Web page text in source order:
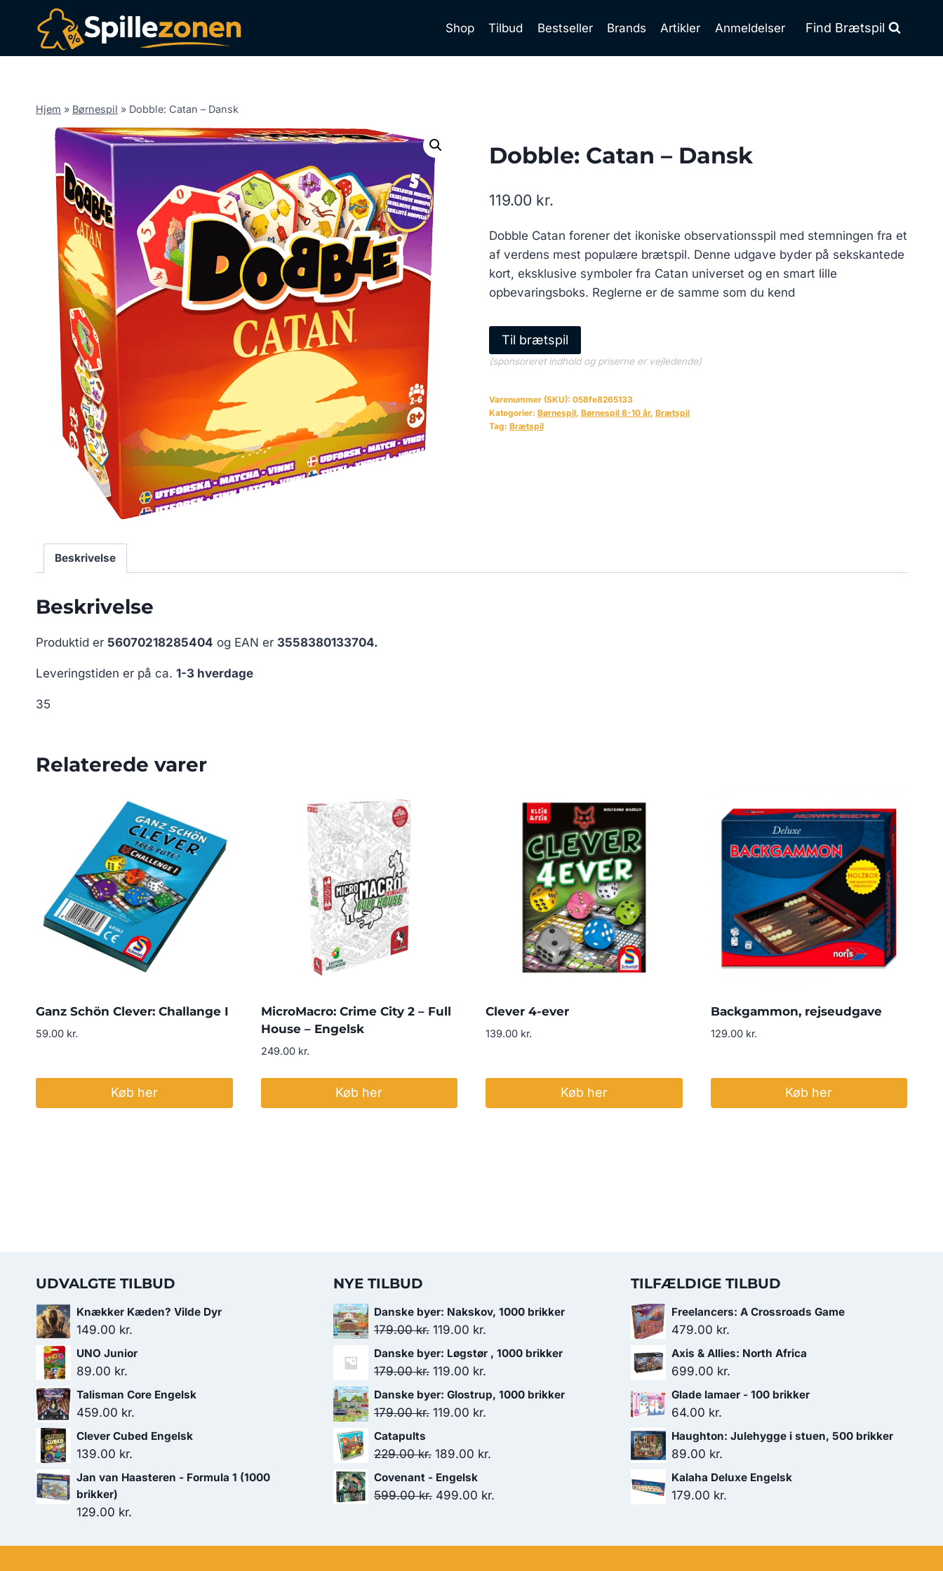
Shop Tilbud Bestseller Brands Artikler Anmeldelser Find Brætspil
Hjem » Børnespil » Dobble: Catan – Dansk
Dobble: Catan – Dansk
119.00 kr.
Dobble Catan forener det ikoniske observationsspil med stemningen fra et
af verdens mest populære brætspil. Denne udgave byder på sekskantede
kort, eksklusive symboler fra Catan universet og en smart lille
opbevaringsboks. Reglerne er de samme som du kend
Til brætspil
(sponsoreret indhold og priserne er vejledende)
Varenummer (SKU): 058fe8265133
Kategorier: Børnespil, Børnespil 8-10 år, Brætspil
Tag: Brætspil
Beskrivelse
Beskrivelse
Produktid er 56070218285404 og EAN er 3558380133704.
Leveringstiden er på ca. 1-3 hverdage
35
Relaterede varer
Ganz Schön Clever: Challange I
59.00 kr.
Køb her
MicroMacro: Crime City 2 – Full
House – Engelsk
249.00 kr.
Køb her
Clever 4-ever
139.00 kr.
Køb her
Backgammon, rejseudgave
129.00 kr.
Køb her
UDVALGTE TILBUD
Knækker Kæden? Vilde Dyr
149.00 kr.
UNO Junior
89.00 kr.
Talisman Core Engelsk
459.00 kr.
Clever Cubed Engelsk
139.00 kr.
Jan van Haasteren - Formula 1 (1000
brikker)
129.00 kr.
NYE TILBUD
Danske byer: Nakskov, 1000 brikker
179.00kr. Den
oprindelige
pris
179.00 kr..
119.00 kr.
aktuelle
119.00 kr..
Danske byer: Løgstør , 1000 brikker
179.00kr. Den
oprindelige
pris
179.00 kr..
119.00 kr.
aktuelle
Danske byer: Glostrup, 1000 brikker
179.00kr. Den
pris
179.00 kr..
119.00 kr.
pris
Catapults
229.00kr. Den
oprindelige
pris
189.00 kr.
pris
Covenant - Engelsk
599.00kr. Den
499.00 kr.
TILFÆLDIGE TILBUD
Freelancers: A Crossroads Game
479.00 kr.
Axis & Allies: North Africa
699.00 kr.
Glade lamaer - 100 brikker
64.00 kr.
Haughton: Julehygge i stuen, 500 brikker
89.00 kr.
Kalaha Deluxe Engelsk
179.00 kr.